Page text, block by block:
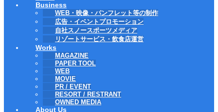
Business
WEB・映像・パンフレット等の制作
広告・イベントプロモーション
自社スノースポーツメディア
リゾートサービス・飲食店運営
Works
MAGAZINE
PAPER TOOL
WEB
MOVIE
PR / EVENT
RESORT / RESTRANT
OWNED MEDIA
About Us